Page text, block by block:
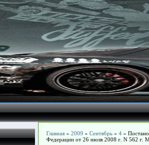
Главная » 2009 » Сентябрь » 4 »
Федерации от 26 июля 2008 г. N 562 г.